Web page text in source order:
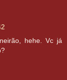
hehe. Vc já